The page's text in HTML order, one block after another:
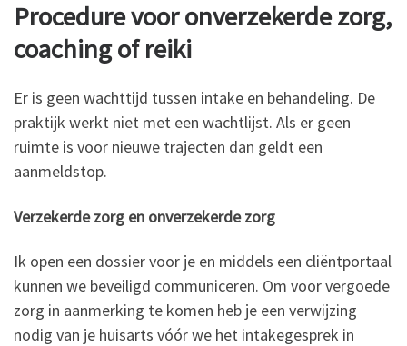
Procedure voor onverzekerde zorg,
coaching of reiki
Er is geen wachttijd tussen intake en behandeling. De
praktijk werkt niet met een wachtlijst. Als er geen
ruimte is voor nieuwe trajecten dan geldt een
aanmeldstop.
Verzekerde zorg en onverzekerde zorg
Ik open een dossier voor je en middels een cliëntportaal
kunnen we beveiligd communiceren. Om voor vergoede
zorg in aanmerking te komen heb je een verwijzing
nodig van je huisarts vóór we het intakegesprek in